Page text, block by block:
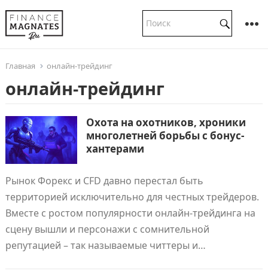
Главная онлайн-трейдинг
онлайн-трейдинг
Охота на охотников, хроники
многолетней борьбы с бонус-
хантерами
Рынок Форекс и CFD давно перестал быть
территорией исключительно для честных трейдеров.
Вместе с ростом популярности онлайн-трейдинга на
сцену вышли и персонажи с сомнительной
репутацией – так называемые читтеры и…